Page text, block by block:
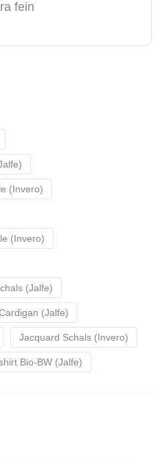
fein
(Invero)
(Invero)
(Jalfe)
(Jalfe)
Jacquard Schals (Invero)
Bio-BW (Jalfe)